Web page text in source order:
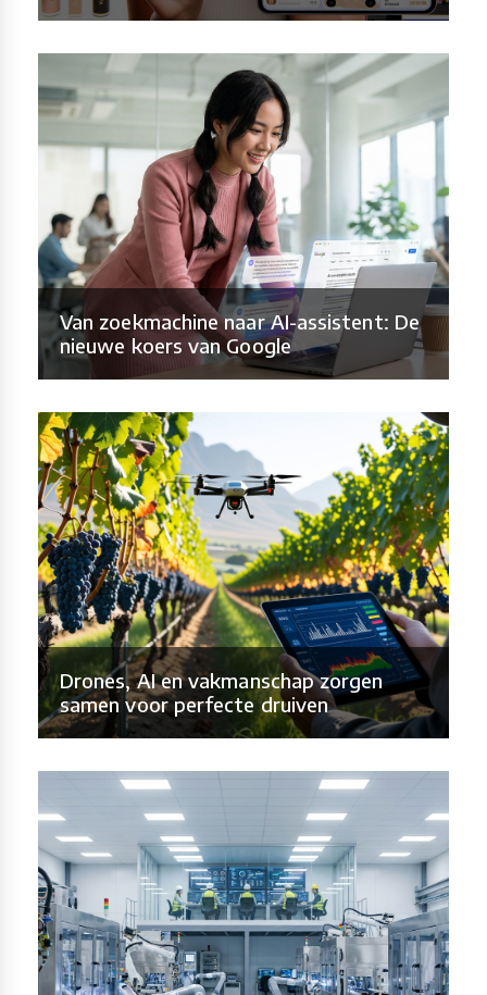
Van zoekmachine naar AI-assistent: De
nieuwe koers van Google
Drones, AI en vakmanschap zorgen
samen voor perfecte druiven